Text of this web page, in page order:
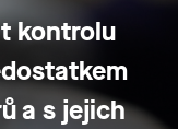
kontrolu
a s jejich